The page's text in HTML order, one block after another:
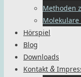
Methoden
Molekulare
Hörspiel
Blog
Downloads
Kontakt &